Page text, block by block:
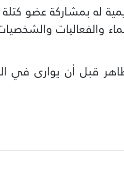
له بمشاركة عضو كتلة
والفعاليات
قبل أن يوارى في